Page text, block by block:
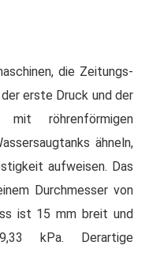
die Zeitungs-
erste Druck und der
mit röhrenförmigen
ähneln,
aufweisen. Das
Durchmesser von
ist 15 mm breit und
kPa. Derartige